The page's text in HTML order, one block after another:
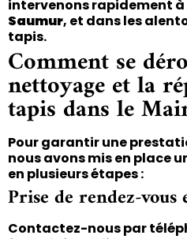
intervenons rapidement à
Saumur, et dans les
tapis.
Comment se
nettoyage et la
tapis dans le
Pour garantir une
nous avons mis en place
en plusieurs étapes :
Prise de rendez-
Contactez-nous par